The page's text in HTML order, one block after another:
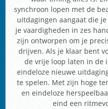
synchroon lopen met de
uitdagingen aangaat die
je vaardigheden in zes
zijn ontworpen om je
drijven. Als je klaar bent
de vrije loop laten in de
eindeloze nieuwe
te spelen. Met zijn hoge
en eindeloze
eind een